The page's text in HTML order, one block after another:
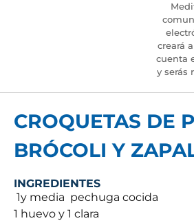
creará
cuenta
y serás
CROQUETAS DE
BRÓCOLI Y
INGREDIENTES
1y media pechuga cocida
1 huevo y 1 clara